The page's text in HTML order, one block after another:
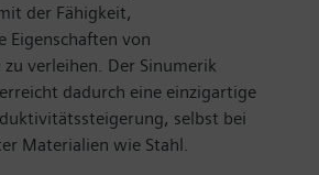
der Fähigkeit,
Eigenschaften von
verleihen. Der Sinumerik
dadurch eine einzigartige
selbst bei
Materialien wie Stahl.